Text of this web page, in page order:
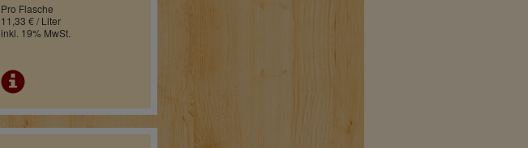
Pro Flasche
11,33 € / Liter
inkl. 19% MwSt.